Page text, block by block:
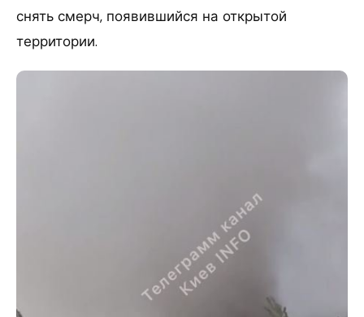
снять смерч, появившийся на открытой
территории.